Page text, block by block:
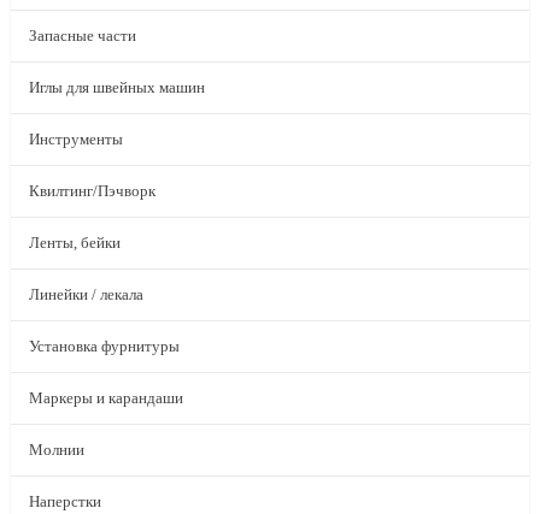
Запасные части
Иглы для швейных машин
Инструменты
Квилтинг/Пэчворк
Ленты, бейки
Линейки / лекала
Установка фурнитуры
Маркеры и карандаши
Молнии
Наперстки